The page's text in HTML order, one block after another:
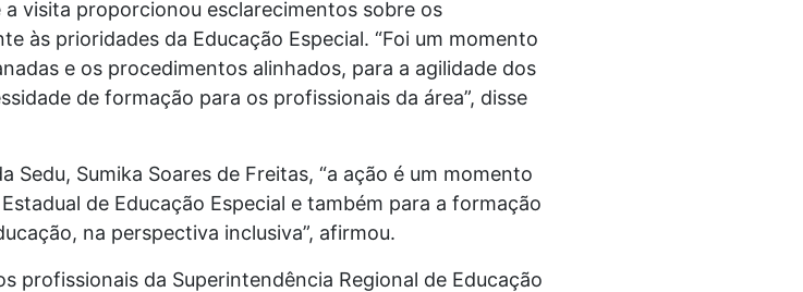
visita proporcionou esclarecimentos sobre os
às prioridades da Educação Especial. “Foi um momento
e os procedimentos alinhados, para a agilidade dos
de formação para os profissionais da área”, disse
Sedu, Sumika Soares de Freitas, “a ação é um momento
de Educação Especial e também para a formação
na perspectiva inclusiva”, afirmou.
profissionais da Superintendência Regional de Educação